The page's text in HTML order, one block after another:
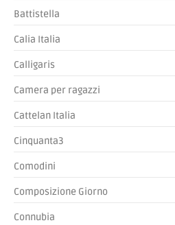
Battistella
Calia Italia
Calligaris
Camera per ragazzi
Cattelan Italia
Cinquanta3
Comodini
Composizione Giorno
Connubia